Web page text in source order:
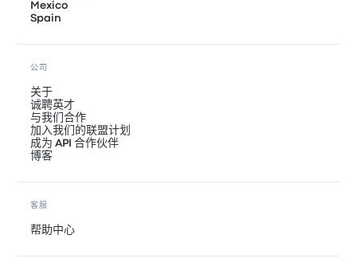
Mexico
Spain
公司
关于
诚聘英才
与我们合作
加入我们的联盟计划
成为 API 合作伙伴
博客
客服
帮助中心